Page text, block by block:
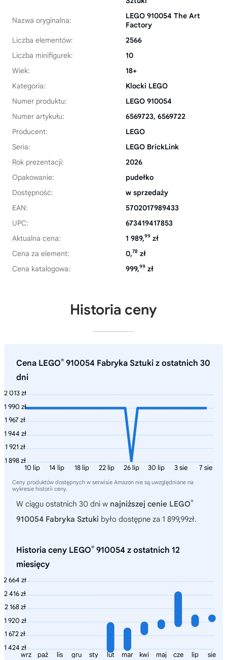
Nazwa oryginalna:
LEGO 910054 The Art
Factory
Liczba elementów:
2566
Liczba minifigurek:
10
Wiek:
18+
Kategoria:
Klocki LEGO
Numer produktu:
LEGO 910054
Numer artykułu:
6569723, 6569722
Producent:
LEGO
Seria:
LEGO BrickLink
Rok prezentacji:
2026
Opakowanie:
pudełko
Dostępność:
w sprzedaży
EAN:
5702017989433
UPC:
673419417853
Aktualna cena:
1 989,99 zł
Cena za element:
0,78 zł
Cena katalogowa:
999,99 zł
Historia ceny
Cena LEGO® 910054 Fabryka Sztuki z ostatnich 30
dni
2 013 zł
1 990 zł
1 967 zł
1 944 zł
1 921 zł
1 898 zł
7 sie
3 sie
30 lip
26 lip
22 lip
18 lip
14 lip
10 lip
Ceny produktów dostępnych w serwisie Amazon nie są uwzględniane na
wykresie historii ceny.
W ciągu ostatnich 30 dni w najniższej cenie LEGO®
910054 Fabryka Sztuki było dostępne za 1 899,99zł.
Historia ceny LEGO® 910054 z ostatnich 12
miesięcy
2 664 zł
2 416 zł
2 168 zł
1 920 zł
1 672 zł
1 424 zł
sie
lip
cze
maj
kwi
mar
lut
sty
gru
lis
paź
wrz